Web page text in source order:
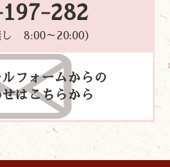
282
し 8:00～20:00）
フォームからの
はこちらから